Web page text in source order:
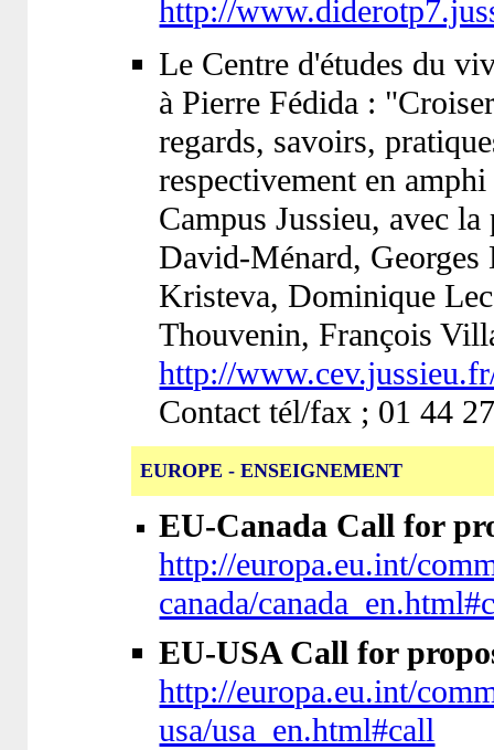
http://
Le Centre d'études du
à Pierre Fédida :
regards, savoirs,
respectivement en
Campus Jussieu, avec
David-Ménard,
Kristeva, Dominique
Thouvenin, François
http://
Contact tél/fax ; 01 44
EUROPE - ENSEIGNEMENT
EU-Canada Call for
http://europa.eu.int/
canada/
EU-USA Call for
http://europa.eu.int/
usa/usa_en.html#call